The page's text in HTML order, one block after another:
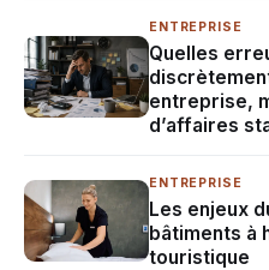
ENTREPRISE
Quelles
entreprise,
d’affaires
ENTREPRISE
Les enjeux
bâtiments à
touristique